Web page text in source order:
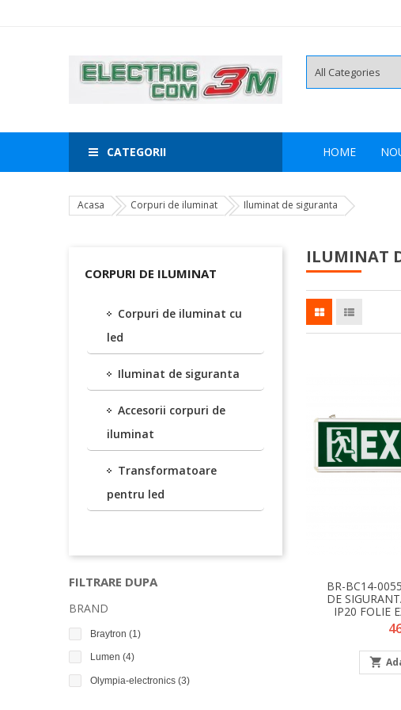
HOME
CATEGORII
Acasa Corpuri de iluminat Iluminat de siguranta
CORPURI DE ILUMINAT
Corpuri de iluminat cu
led
Iluminat de siguranta
Accesorii corpuri de
iluminat
Transformatoare
pentru led
FILTRARE DUPA
BRAND
Braytron (1)
Lumen (4)
Olympia-electronics (3)
ILUMINAT
BR-BC14-
DE
IP20 FOLIE
